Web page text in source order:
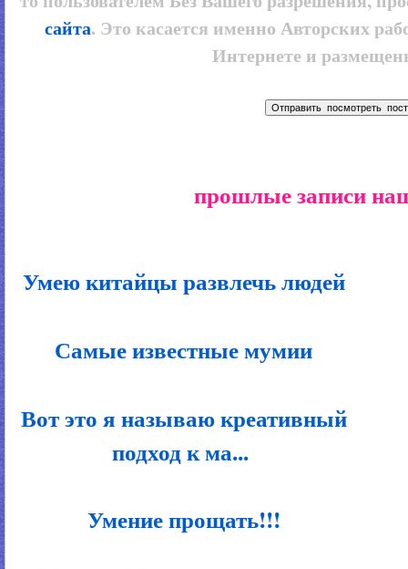
сайта. Это касается именно Авторских
Интернете и
прошлые записи
Умею китайцы развлечь людей
Самые известные мумии
Вот это я называю креативный
подход к ма...
Умение прощать!!!